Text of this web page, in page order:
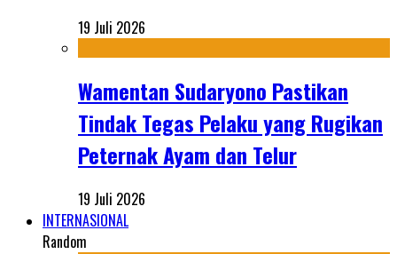
19 Juli 2026
Wamentan Sudaryono Pastikan
Tindak Tegas Pelaku yang Rugikan
Peternak Ayam dan Telur
19 Juli 2026
INTERNASIONAL
Random